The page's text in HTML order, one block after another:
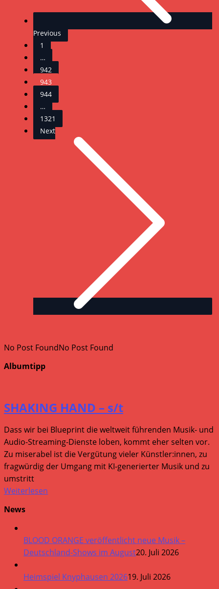
Previous
1
…
942
943
944
…
1321
Next
No Post FoundNo Post Found
Albumtipp
SHAKING HAND – s/t
Dass wir bei Blueprint die weltweit führenden Musik- und
Audio-Streaming-Dienste loben, kommt eher selten vor.
Zu miserabel ist die Vergütung vieler Künstler:innen, zu
fragwürdig der Umgang mit KI-generierter Musik und zu
umstritt
Weiterlesen
News
BLOOD ORANGE veröffentlicht neue Musik –
Deutschland-Shows im August20. Juli 2026
Heimspiel Knyphausen 202619. Juli 2026